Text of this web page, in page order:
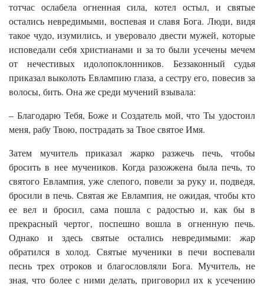
тотчас ослабела огненная сила, котел остыл, и святые
остались невредимыми, воспевая и славя Бога. Люди, видя
такое чудо, изумились, и уверовало двести мужей, которые
исповедали себя христианами и за то были усечены мечем
от нечестивых идолопоклонников. Беззаконный судья
приказал выколоть Евлампию глаза, а сестру его, повесив за
волосы, бить. Она же среди мучений взывала:
– Благодарю Тебя, Боже и Создатель мой, что Ты удостоил
меня, рабу Твою, пострадать за Твое святое Имя.
Затем мучитель приказал жарко разжечь печь, чтобы
бросить в нее мучеников. Когда разожжена была печь, то
святого Евлампия, уже слепого, повели за руку и, подведя,
бросили в печь. Святая же Евлампия, не ожидая, чтобы кто
ее вел и бросил, сама пошла с радостью и, как бы в
прекрасный чертог, поспешно вошла в огненную печь.
Однако и здесь святые остались невредимыми: жар
обратился в холод. Святые мученики в печи воспевали
песнь трех отроков и благословляли Бога. Мучитель, не
зная, что более с ними делать, приговорил их к усечению